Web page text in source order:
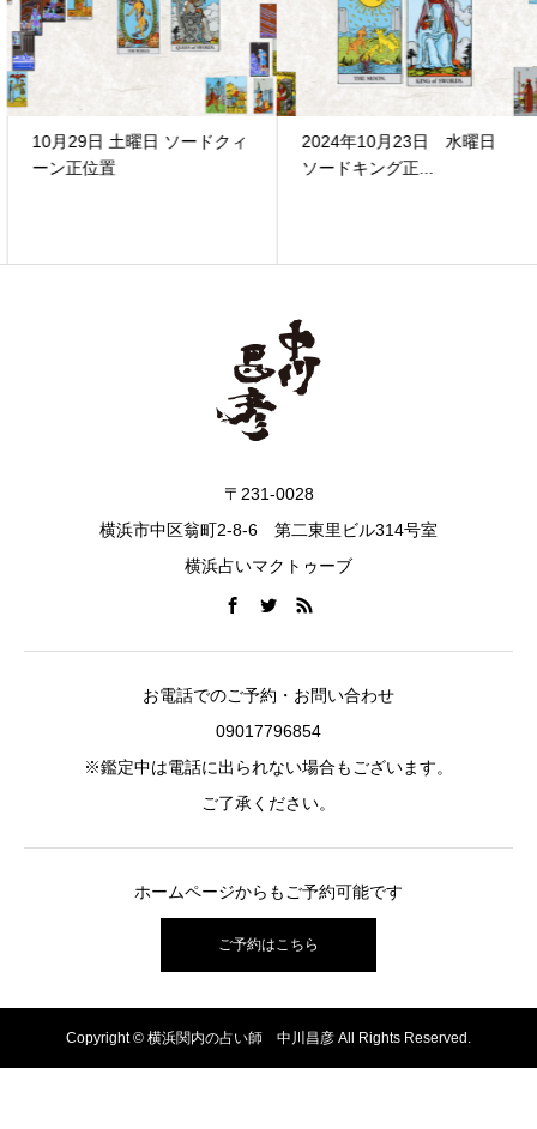
10月29日 土曜日 ソードクィ
ーン正位置
2024年10月23日 水曜日
ソードキング正...
〒231-0028
横浜市中区翁町2-8-6 第二東里ビル314号室
横浜占いマクトゥーブ
お電話でのご予約・お問い合わせ
09017796854
※鑑定中は電話に出られない場合もございます。
ご了承ください。
ホームページからもご予約可能です
ご予約はこちら
Copyright © 横浜関内の占い師 中川昌彦 All Rights Reserved.